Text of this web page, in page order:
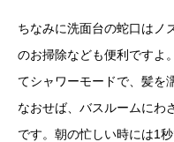
ちなみに洗面台の蛇口はノ
のお掃除なども便利ですよ
てシャワーモードで、髪を
なおせば、バスルームにわ
です。朝の忙しい時には1